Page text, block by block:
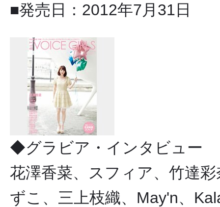
■発売日：2012年7月31日
◆グラビア・インタビュー
花澤香菜、スフィア、竹達
ずこ、三上枝織、May'n、